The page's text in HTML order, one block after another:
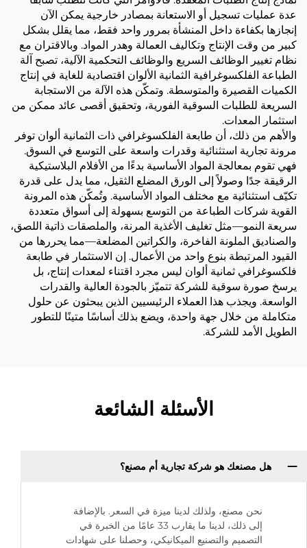
عدة عمليات تسجيل أو الاستعانة بمصادر خارجية يمكن الآن
إنجازها بكفاءة داخل المنشأة بمرور واحد فقط، مما يقلل بشكل
كبير من وقت الإنتاج وتكاليف العمالة وهدر المواد. وبالاقتران مع
نظام تغيير الوظائف السريع والوظائف التحكمية الآلية، تصبح آلة
الطباعة الفلكسوغرافية الثمانية الألوان اقتصادية للغاية في إنتاج
الكميات القصيرة والمتوسطة. وتمكّن هذه الآلة من الاستجابة
السريعة للطلبات السوقية الفورية، وتحقيق أقصى عائد ممكن من
استثمار المعدات.
والأهم من ذلك، أن طابعة الفلكسوغرافي ذات الثمانية ألوان توفر
مرونة تجارية استثنائية وقدرات واسعة على التوسع في السوق.
فهي تقوم بمعالجة المواد الأساسية بدءًا من الأفلام البلاستيكية
الرقيقة جدًا وصولاً إلى الورق المضلع الثقيل، مما يدل على قدرة
تكيّف استثنائية مع مختلف المواد الأساسية. وتُمكّن هذه المرونة
القوية شركات الطباعة من التوسع بسهولة إلى أسواق متعددة
سريعة النمو—مثل تغليف الأغذية المرنة، والملصقات ذاتية اللصق،
والصناديق الملونة الفاخرة، والكراتين المضلعة—مما يحررها من
القيود المرتبطة بنوع واحد من الأعمال. إن الاستثمار في طابعة
فلكسوغرافي ثمانية ألوان ليس مجرد اقتناء لمعدات إنتاج، بل
يرسخ صورة سوقية للشركة تتميّز بالجودة العالية والقدرات
الواسعة. ويجذب هذا العملاء الرئيسيين الذين يبحثون عن حلول
متكاملة من خلال جهة واحدة، ويضع بذلك أساسًا متينًا للتطور
الطويل الأمد للشركة.
الأسئلة الشائعة
هل مصنعك هو شركة تجارية أم مصنع؟
نحن مصنع، ولذلك لدينا ميزة في السعر. بالإضافة
إلى ذلك، لدينا ما يقارب 33 عامًا من الخبرة في
التصميم والتصنيع الميكانيكي، وحصلنا على شهادات